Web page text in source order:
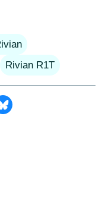
Rivian R1T